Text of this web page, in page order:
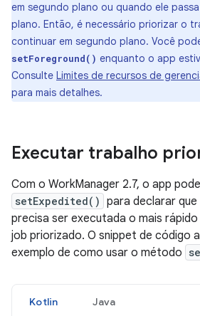
em segundo plano ou quando ele
plano. Então, é necessário priorizar o
continuar em segundo plano. Você
setForeground() enquanto o app
Consulte Limites de recursos de
para mais detalhes.
Executar trabalho
Com o WorkManager 2.7, o app
setExpedited() para declarar que
precisa ser executada o mais rápido
job priorizado. O snippet de código
exemplo de como usar o método
Kotlin Java